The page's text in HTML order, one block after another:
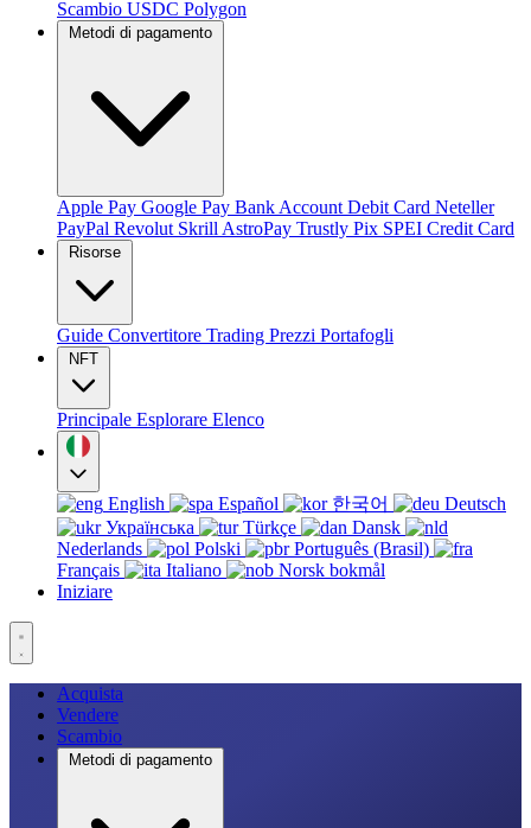
Scambio USDC Polygon
Metodi di pagamento
Apple Pay Google Pay Bank Account Debit Card Neteller
PayPal Revolut Skrill AstroPay Trustly Pix SPEI Credit Card
Risorse
Guide Convertitore Trading Prezzi Portafogli
NFT
Principale Esplorare Elenco
English Español 한국어
Deutsch
Українська
Türkçe
Dansk
Nederlands
Polski
Português (Brasil)
Français
Italiano
Norsk bokmål
Iniziare
Acquista
Vendere
Scambio
Metodi di pagamento